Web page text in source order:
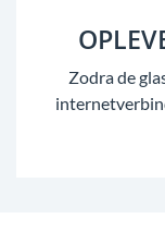
Zodra de